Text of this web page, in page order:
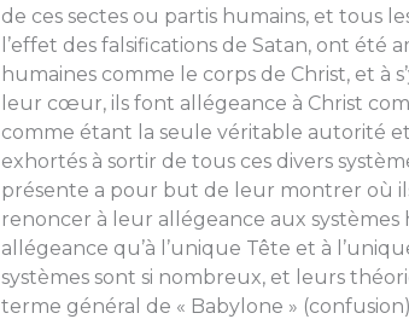
de ces sectes ou partis humains, et tous
l’effet des falsifications de Satan, ont été
humaines comme le corps de Christ, et à
leur cœur, ils font allégeance à Christ
comme étant la seule véritable autorité
exhortés à sortir de tous ces divers
présente a pour but de leur montrer où
renoncer à leur allégeance aux
allégeance qu’à l’unique Tête et à
systèmes sont si nombreux, et leurs
terme général de « Babylone »